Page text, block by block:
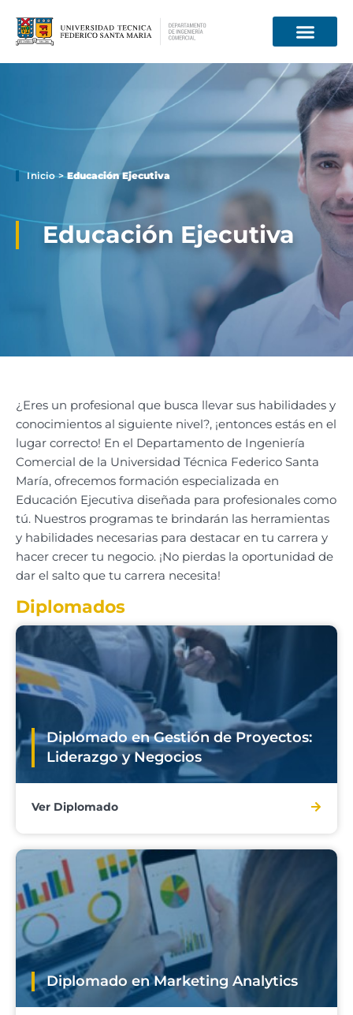
Información para
Inicio>Educación Ejecutiva
Educación Ejecutiva
¿Eres un profesional que busca llevar sus habilidades y
conocimientos al siguiente nivel?, ¡entonces estás en el
lugar correcto! En el Departamento de Ingeniería
Comercial de la Universidad Técnica Federico Santa
María, ofrecemos formación especializada en
Educación Ejecutiva diseñada para profesionales como
tú. Nuestros programas te brindarán las herramientas
y habilidades necesarias para destacar en tu carrera y
hacer crecer tu negocio. ¡No pierdas la oportunidad de
dar el salto que tu carrera necesita!
Diplomados
Diplomado en Gestión de Proyectos:
Liderazgo y Negocios
Ver Diplomado
Diplomado en Marketing Analytics